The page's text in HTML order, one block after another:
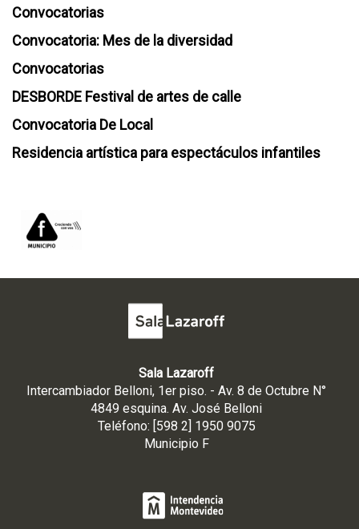
Convocatorias
Convocatoria: Mes de la diversidad
Convocatorias
DESBORDE Festival de artes de calle
Convocatoria De Local
Residencia artística para espectáculos infantiles
Sala Lazaroff
Intercambiador Belloni, 1er piso. - Av. 8 de Octubre N°
4849 esquina. Av. José Belloni
Teléfono: [598 2] 1950 9075
Municipio F